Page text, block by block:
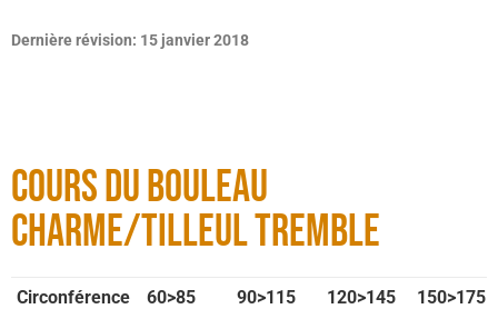
Dernière révision: 15 janvier 2018
Cours du bouleau
charme/tilleul tremble
Circonférence
60>85
90>115
120>145
150>175